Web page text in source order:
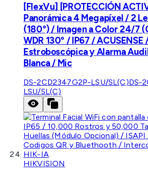
[FlexVu] [PROTECCIÓN
Panorámica 4 Megapíxel / 2
(180°) / Imagen a Color 24/7
WDR 130° / IP67 / ACUSENSE
Estroboscópica y Alarma
Blanca / Mic
DS-2CD2347G2P-LSU/SL(C)DS-
LSU/SL(C)
HIKVISION